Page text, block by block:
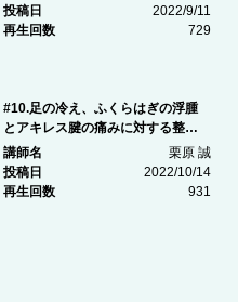
投稿日
2022/9/11
再生回数
729
#10.足の冷え、ふくらはぎの浮腫
とアキレス腱の痛みに対する整動
鍼（症例解説）
講師名
栗原 誠
投稿日
2022/10/14
再生回数
931